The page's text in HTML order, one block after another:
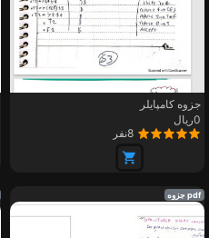
جزوه کامپایلر
0ریال
8نفر
pdf جزوه